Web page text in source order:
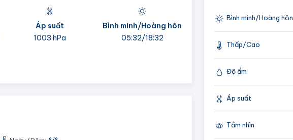
Áp suất
1003 hPa
Bình minh/Hoàng hôn
05:32/18:32
Bình minh/Hoàng hôn
Thấp/Cao
Độ ẩm
Áp suất
Tầm nhìn